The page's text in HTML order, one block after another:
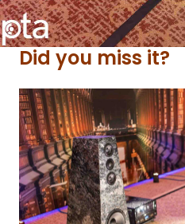
Did you miss it?